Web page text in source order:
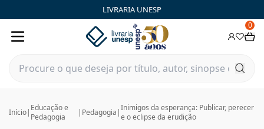
LIVRARIA UNESP
0
Início| Educação e
Pedagogia
| Pedagogia |Inimigos da esperança: Publicar, perecer
e o eclipse da erudição